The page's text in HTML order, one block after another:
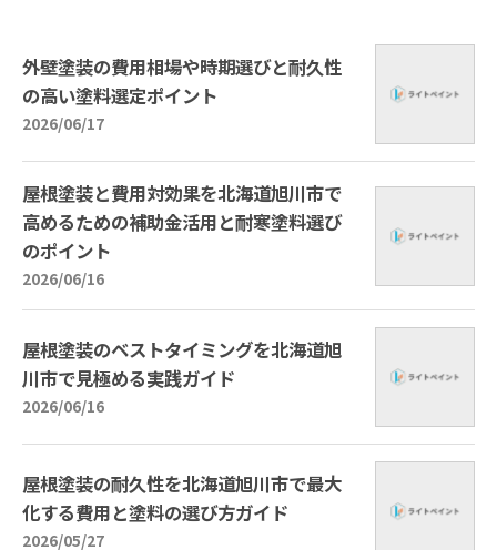
外壁塗装の費用相場や時期選びと耐久性
の高い塗料選定ポイント
2026/06/17
屋根塗装と費用対効果を北海道旭川市で
高めるための補助金活用と耐寒塗料選び
のポイント
2026/06/16
屋根塗装のベストタイミングを北海道旭
川市で見極める実践ガイド
2026/06/16
屋根塗装の耐久性を北海道旭川市で最大
化する費用と塗料の選び方ガイド
2026/05/27